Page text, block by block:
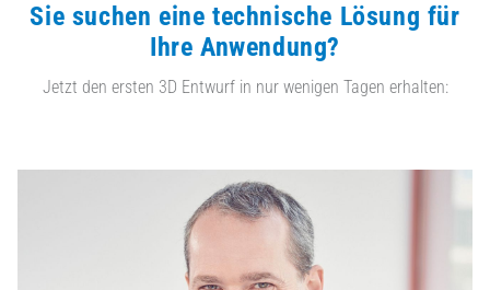
Sie suchen eine technische Lösung für
Ihre Anwendung?
Jetzt den ersten 3D Entwurf in nur wenigen Tagen erhalten: